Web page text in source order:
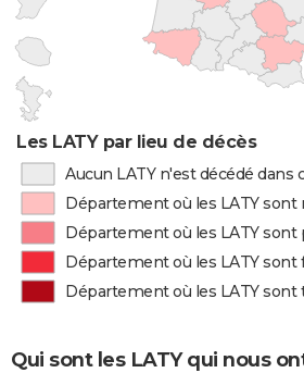
Les LATY par lieu de décès
Aucun LATY n'est décédé
Département où les LATY sont
Département où les LATY sont
Département où les LATY
Département où les LATY
Qui sont les LATY qui nous